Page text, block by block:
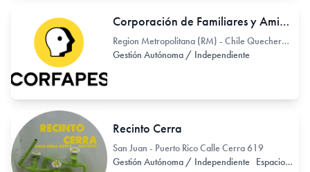
Corporación de Familiares y Amigos de Personas con Esquizofrenia (Corfapes)
Region Metropolitana (RM) - Chile Quechereguas 210
Gestión Autónoma / Independiente
Recinto Cerra
San Juan - Puerto Rico Calle Cerra 619
Gestión Autónoma / Independiente Espacio de Exhibición